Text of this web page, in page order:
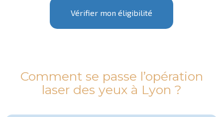
Vérifier mon éligibilité
Comment se passe l’opération
laser des yeux à Lyon ?